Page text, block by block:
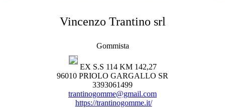
Vincenzo Trantino srl
Gommista
EX S.S 114 KM 142,27
96010 PRIOLO GARGALLO SR
3393061499
trantinogomme@gmail.com
https://trantinogomme.it/